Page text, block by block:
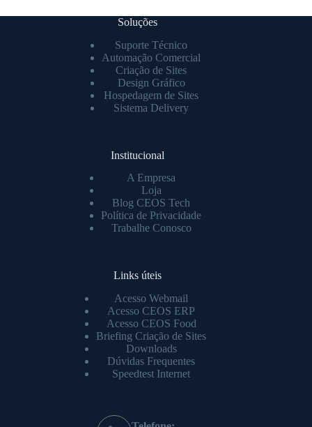
Soluções
Suporte Técnico
Automação Comercial
Criação de Sites
Design Gráfico
Hospedagem de Sites
Sistema Delivery
Institucional
A Empresa
Loja
Blog CEOS Tech
Política de Privacidade
Trabalhe Conosco
Links úteis
Acesso Webmail
Acesso CEOS ERP
Acesso CEOS Food
Briefing Criação de Sites
Downloads
Dúvidas Frequentes
Speedtest Internet